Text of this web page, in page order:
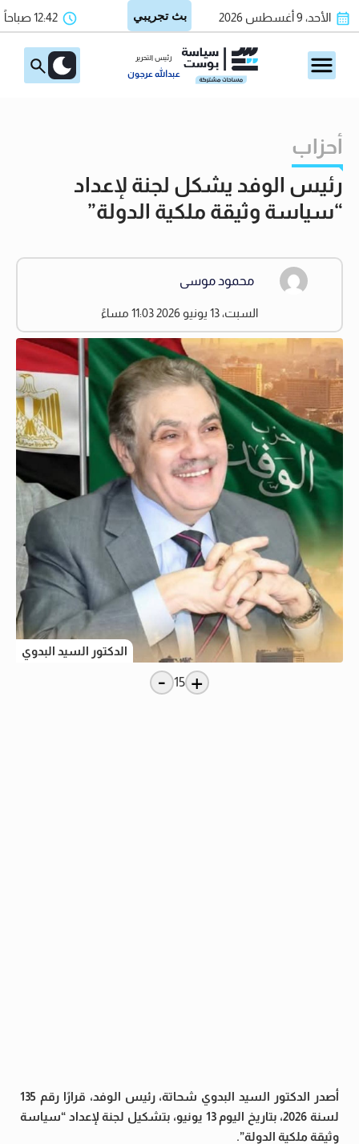
الأحد، 9 أغسطس 2026 12:42 صباحاً
رئيس التحرير
عبدالله عرجون
أحزاب
رئيس الوفد يشكل لجنة لإعداد
“سياسة وثيقة ملكية الدولة”
محمود موسى
السبت، 13 يونيو 2026 11:03 مساءً
الدكتور السيد البدوي
+
15
-
أصدر الدكتور السيد البدوي شحاتة، رئيس الوفد، قرارًا رقم 135
لسنة 2026، بتاريخ اليوم 13 يونيو، بتشكيل لجنة لإعداد “سياسة
وثيقة ملكية الدولة”.